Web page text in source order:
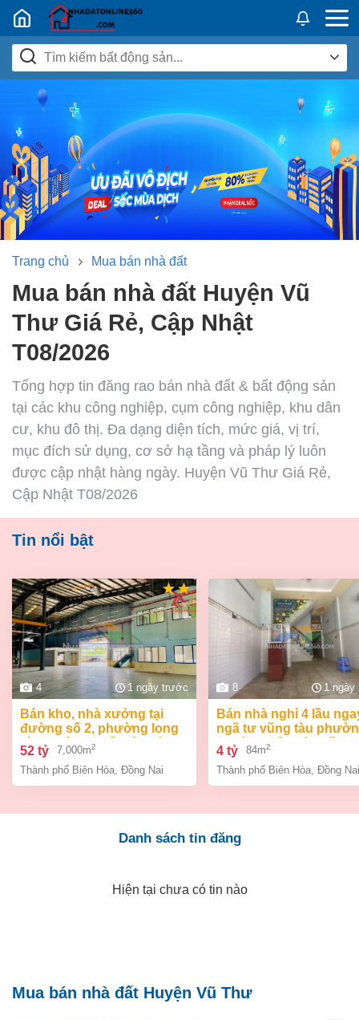
Nhadatban24h.vn
Trang chủ Mua bán nhà đất
Mua bán nhà đất Huyện Vũ
Thư Giá Rẻ, Cập Nhật
T08/2026
Tổng hợp tin đăng rao bán nhà đất & bất động sản
tại các khu công nghiệp, cụm công nghiệp, khu dân
cư, khu đô thị. Đa dạng diện tích, mức giá, vị trí,
mục đích sử dụng, cơ sở hạ tầng và pháp lý luôn
được cập nhật hàng ngày. Huyện Vũ Thư Giá Rẻ,
Cập Nhật T08/2026
Tin nổi bật
4 1 ngày trước
bán kho, nhà xưởng tại
đường số 2, phường long
bình, thành phố biên hòa,
đồng nai giá 52 tỷ
52 tỷ 7,000m2
Thành phố Biên Hòa Đồng Nai
8 1
bán nhà nghỉ 4 lầu ngay
ngã tư vũng tàu
an bình biên hòa đồng
giá chỉ 4 tỷ
4 tỷ 84m2
Thành phố Biên Hòa Đồng Nai
Danh sách tin đăng
Hiện tại chưa có tin nào
Mua bán nhà đất Huyện Vũ Thư